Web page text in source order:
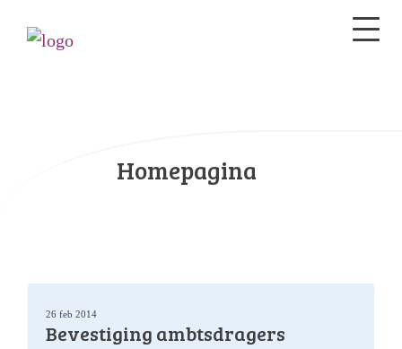
Homepagina
26 feb 2014
Bevestiging ambtsdragers